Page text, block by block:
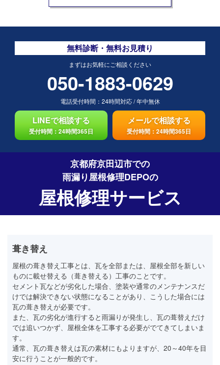
無料診断・無料お見積り
まずはお気軽にご相談ください
050-1883-0629
電話受付時間： 24時間対応/年中無休
LINEで相談する
受付時間：24時間365日
メールで相談する
受付時間：24時間365日
京都府京田辺市での
雨漏り屋根修理DEPOの
屋根修理サービス
葺き替え
屋根の葺き替え工事とは、瓦を全部または、屋根全部を新しい
ものに載せ替える（葺き替える）工事のことです。
セメント瓦などが劣化した場合、塗装や通常のメンテナンスだ
けでは解決できない状態になることがあり、こうした場合には
瓦の葺き替えが必要です。
また、瓦の劣化が進行すると雨漏りが発生し、瓦の葺替えだけ
では追いつかず、屋根全体を工事する必要がでてきてしまいま
す。
通常、瓦の葺き替えは瓦の素材にもよりますが、20～40年を目
安に行うことが一般的です。